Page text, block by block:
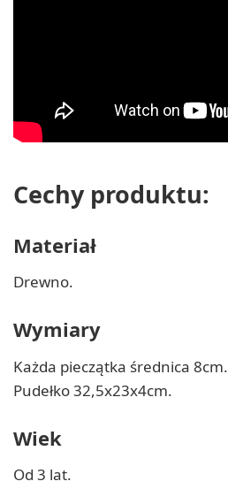
Cechy produktu:
Materiał
Drewno.
Wymiary
Każda pieczątka średnica 8cm.
Pudełko 32,5x23x4cm.
Wiek
Od 3 lat.